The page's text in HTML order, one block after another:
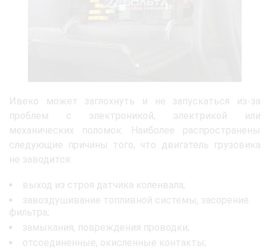
Ивеко может заглохнуть и не запускаться из-за
проблем с электроникой, электрикой или
механических поломок. Наиболее распространены
следующие причины того, что двигатель грузовика
не заводится:
выход из строя датчика коленвала;
завоздушивание топливной системы, засорение
фильтра;
замыкания, повреждения проводки;
отсоединенные, окисленные контакты;